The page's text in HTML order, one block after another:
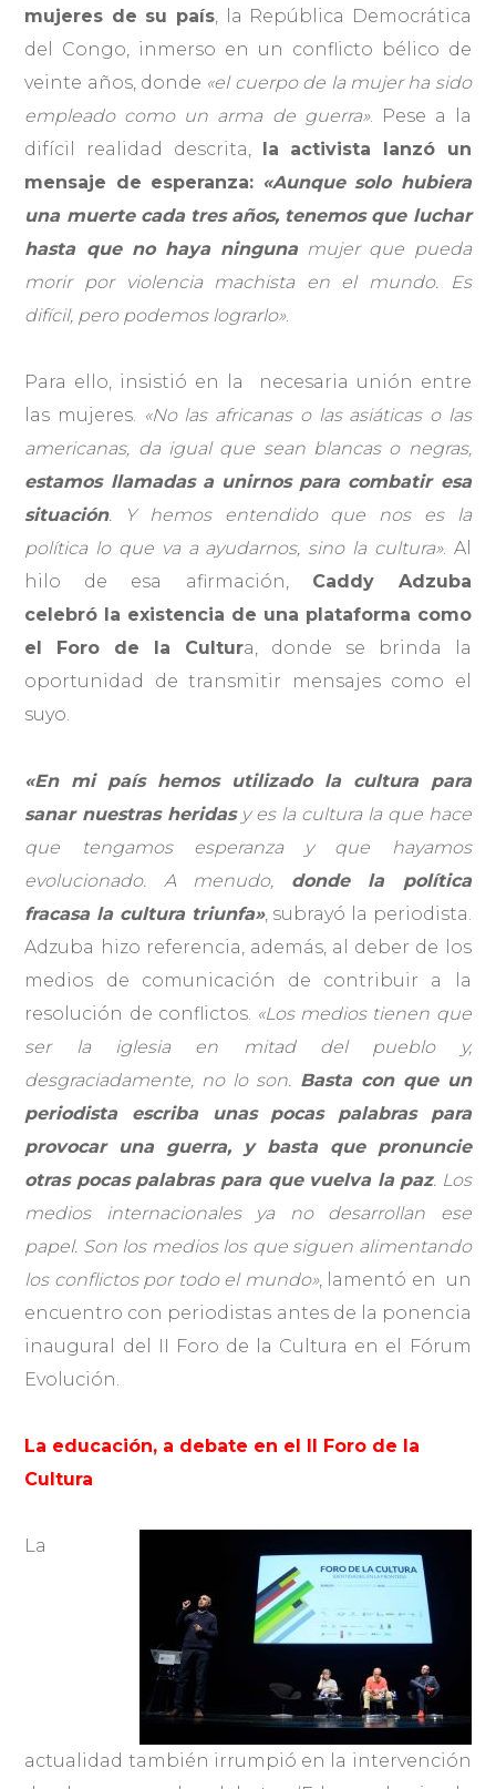
mujeres de su país, la República Democrática
del Congo, inmerso en un conflicto bélico de
veinte años, donde «el cuerpo de la mujer ha sido
empleado como un arma de guerra». Pese a la
difícil realidad descrita,
la activista lanzó un
mensaje de esperanza: «Aunque solo hubiera
una muerte cada tres años, tenemos que luchar
hasta que no haya ninguna mujer que pueda
morir por violencia machista en el mundo. Es
difícil, pero podemos lograrlo».
Para ello, insistió en la necesaria unión entre
las mujeres. «No las africanas o las asiáticas o las
americanas, da igual que sean blancas o negras,
estamos llamadas a unirnos para combatir esa
situación. Y hemos entendido que nos es la
política lo que va a ayudarnos, sino la cultura». Al
hilo de esa afirmación, Caddy Adzuba
celebró la existencia de una plataforma como
el Foro de la Cultura, donde se brinda la
oportunidad de transmitir mensajes como el
suyo.
«En mi país hemos utilizado la cultura para
sanar nuestras heridasy es la cultura la que hace
que tengamos esperanza y que hayamos
evolucionado. A menudo, donde la política
fracasa la cultura triunfa», subrayó la periodista.
Adzuba hizo referencia, además, al deber de los
medios de comunicación de contribuir a la
resolución de conflictos. «Los medios tienen que
ser la iglesia en mitad del pueblo y,
desgraciadamente, no lo son. Basta con que un
periodista escriba unas pocas palabras para
provocar una guerra, y basta que pronuncie
otras pocas palabras para que vuelva la paz. Los
medios internacionales ya no desarrollan ese
papel. Son los medios los que siguen alimentando
los conflictos por todo el mundo», lamentó en un
encuentro con periodistas antes de la ponencia
inaugural del II Foro de la Cultura en el Fórum
Evolución.
La educación, a debate en el II Foro de la
Cultura
La
actualidad también irrumpió en la intervención